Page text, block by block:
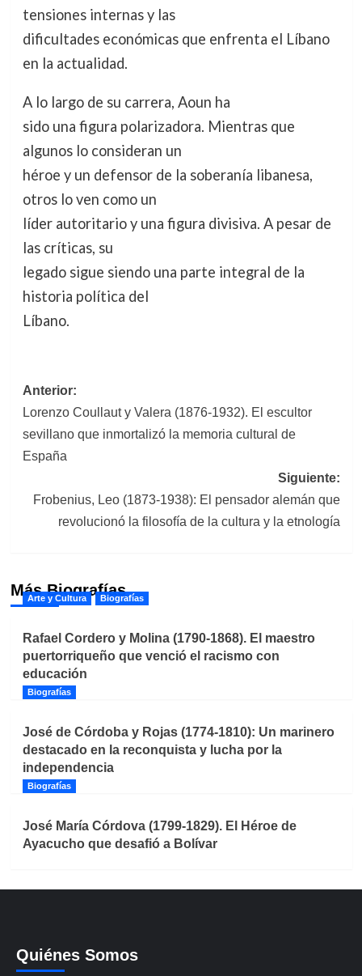
tensiones internas y las
dificultades económicas que enfrenta el Líbano
en la actualidad.
A lo largo de su carrera, Aoun ha
sido una figura polarizadora. Mientras que
algunos lo consideran un
héroe y un defensor de la soberanía libanesa,
otros lo ven como un
líder autoritario y una figura divisiva. A pesar de
las críticas, su
legado sigue siendo una parte integral de la
historia política del
Líbano.
Navegación
de
entradas
Anterior:
Lorenzo Coullaut y Valera (1876-1932). El escultor
sevillano que inmortalizó la memoria cultural de
España
Siguiente:
Frobenius, Leo (1873-1938): El pensador alemán que
revolucionó la filosofía de la cultura y la etnología
Más Biografías
Arte y Cultura Biografías
Rafael Cordero y Molina (1790-1868). El maestro
puertorriqueño que venció el racismo con
educación
Biografías
José de Córdoba y Rojas (1774-1810): Un marinero
destacado en la reconquista y lucha por la
independencia
Biografías
José María Córdova (1799-1829). El Héroe de
Ayacucho que desafió a Bolívar
Quiénes Somos